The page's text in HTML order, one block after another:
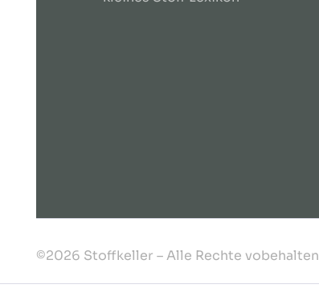
©2026 Stoffkeller – Alle Rechte vobehalten